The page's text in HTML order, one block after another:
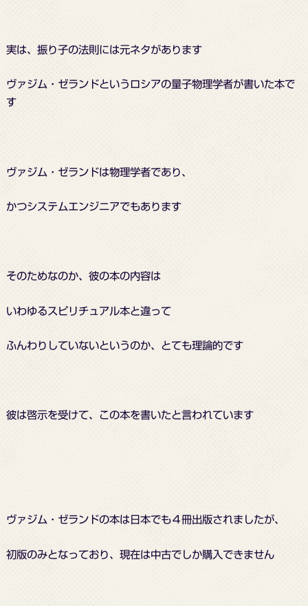
実は、振り子の法則には元ネタがあります
ヴァジム・ゼランドというロシアの量子物理学者が書いた本で
す
ヴァジム・ゼランドは物理学者であり、
かつシステムエンジニアでもあります
そのためなのか、彼の本の内容は
いわゆるスピリチュアル本と違って
ふんわりしていないというのか、とても理論的です
彼は啓示を受けて、この本を書いたと言われています
ヴァジム・ゼランドの本は日本でも４冊出版されましたが、
初版のみとなっており、現在は中古でしか購入できません